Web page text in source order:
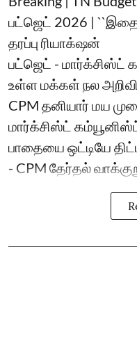
பட்ஜெட் 2026 | ``இதை
தரப்பு ரியாக்‌ஷன்
பட்ஜெட் - மார்க்சிஸ்ட்
உள்ள மக்கள் நல
CPM தனியார் மய
மார்க்சிஸ்ட்
பாதையை ஒட்டியே
- CPM தேர்தல்